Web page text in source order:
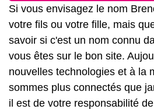
Si vous envisagez le nom
votre fils ou votre fille, mais
savoir si c'est un nom connu
vous êtes sur le bon site.
nouvelles technologies et à la
sommes plus connectés que
il est de votre responsabilité